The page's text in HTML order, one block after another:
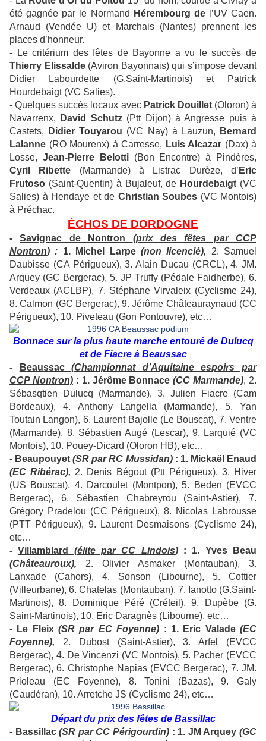
été gagnée par le Normand
Hérembourg del’UV Caen.
Arnaud (Vendée U) et Marchais (Nantes) prennent les
places d’honneur.
- Le critérium des fêtes de Bayonne a vu le succès de
Thierry Elissalde(Aviron Bayonnais) qui s’impose devant
Didier Labourdette (G.Saint-Martinois) et Patrick
Hourdebaigt (VC Salies).
- Quelques succès locaux avec Patrick Douillet(Oloron) à
Navarrenx,
David Schutz(Ptt Dijon) à Angresse puis à
Castets,
Didier Touyarou (VC Nay) à Lauzun,
Bernard
Lalanne (RO Mourenx) à Carresse, Luis Alcazar (Dax) à
Losse, Jean-Pierre Belotti(Bon Encontre) à Pindères,
Cyril Ribette (Marmande) à Listrac Durèze, d’ Eric
Frutoso (Saint-Quentin) à Bujaleuf, de Hourdebaigt (VC
Salies) à Hendaye et de Christian Soubes (VC Montois)
à Préchac.
ÉCHOS DE DORDOGNE
-Savignac de Nontron (prix des fêtes par CCP
Nontron) : 1. Michel Larpe (non licencié),
2. Samuel
Daubisse (CA Périgueux), 3. Alain Ducau (CRCL), 4. JM.
Arquey (GC Bergerac), 5. JP Truffy (Pédale Faidherbe), 6.
Verdeaux (ACLBP), 7. Stéphane Virvaleix (Cyclisme 24),
8. Calmon (GC Bergerac), 9. Jérôme Châteauraynaud (CC
Périgueux), 10. Piveteau (Gon Pontouvre), etc…
Bonnace sur la plus haute marche entouré de Dulucq
et de Fiacre à Beaussac
-
Beaussac(Championnat d’Aquitaine espoirs par
CCP Nontron): 1. Jérôme Bonnace(CC Marmande), 2.
Sébasqtien Dulucq (Marmande), 3. Julien Fiacre (Cam
Bordeaux), 4. Anthony Langella (Marmande), 5. Yan
Toutain Langon), 6. Laurent Bajolle (Le Bouscat), 7. Ventre
(Marmande), 8. Sébastien Augé (Lescar), 9. Larquié (VC
Montois), 10. Pouey-Dicard (Oloron HB), etc…
- Beaupouyet(SR par RC Mussidan): 1. Mickaël Enaud
(EC Ribérac), 2. Denis Bégout (Ptt Périgueux), 3. Hiver
(US Bouscat), 4. Darcoulet (Montpon), 5. Beden (EVCC
Bergerac), 6. Sébastien Chabreyrou (Saint-Astier), 7.
Grégory Pradelou (CC Périgueux), 8. Nicolas Labrousse
(PTT Périgueux), 9. Laurent Desmaisons (Cyclisme 24),
etc…
-Villamblard (élite par CC Lindois): 1. Yves Beau
(Châteauroux), 2. Olivier Asmaker (Montauban), 3.
Lanxade (Cahors), 4. Sonson (Libourne), 5. Cottier
(Villeurbane), 6. Chatelas (Montauban), 7. Ianotto (G.Saint-
Martinois), 8. Dominique Péré (Créteil), 9. Dupèbe (G.
Saint-Martinois), 10. Eric Daragnès (Libourne), etc…
- Le Fleix(SR par EC Foyenne) : 1. Eric Valade(EC
Foyenne),
2. Dubost (Saint-Astier), 3. Arfel (EVCC
Bergerac), 4. De Vincenzi (VC Montois), 5. Pacher (EVCC
Bergerac), 6. Christophe Napias (EVCC Bergerac), 7. JM.
Prioleau (EC Foyenne), 8. Tonini (Bazas), 9. Galy
(Caudéran), 10. Arretche JS (Cyclisme 24), etc…
Départ du prix des fêtes de Bassillac
- Bassillac(SR par CC Périgourdin) : 1. JM Arquey(GC